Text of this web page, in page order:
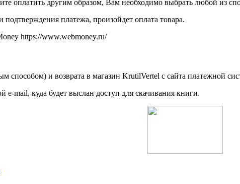
оплатить другим образом, Вам необходимо выбрать любой из
платежа, произойдет оплата товара.
https://www.webmoney.ru/
способом) и возврата в магазин KrutilVertel с сайта платежной
e-mail, куда будет выслан доступ для скачивания книги.